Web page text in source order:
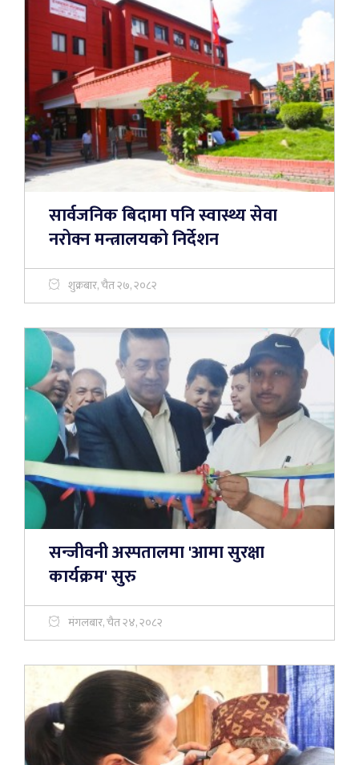
सार्वजनिक बिदामा पनि स्वास्थ्य सेवा
नरोक्न मन्त्रालयको निर्देशन
शुक्रबार, चैत २७, २०८२
सन्जीवनी अस्पतालमा 'आमा सुरक्षा
कार्यक्रम' सुरु
मंगलबार, चैत २४, २०८२